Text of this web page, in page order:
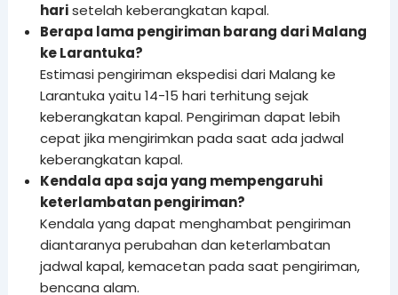
harisetelah keberangkatan kapal.
Berapa lama pengiriman barang dari Malang
ke Larantuka?
Estimasi pengiriman ekspedisi dari Malang ke
Larantuka yaitu 14-15 hari terhitung sejak
keberangkatan kapal. Pengiriman dapat lebih
cepat jika mengirimkan pada saat ada jadwal
keberangkatan kapal.
Kendala apa saja yang mempengaruhi
keterlambatan pengiriman?
Kendala yang dapat menghambat pengiriman
diantaranya perubahan dan keterlambatan
jadwal kapal, kemacetan pada saat pengiriman,
bencana alam.